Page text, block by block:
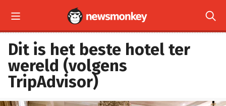
 
Dit is het beste hotel ter
wereld (volgens
TripAdvisor)